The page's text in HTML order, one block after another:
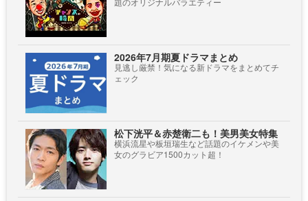
2026年7月期夏ドラマまとめ
見逃し厳禁！気になる新ドラマをまとめてチ
ェック
松下洸平＆赤楚衛二も！美男美女特集
横浜流星や板垣瑞生など話題のイケメンや美
女のグラビア1500カット超！